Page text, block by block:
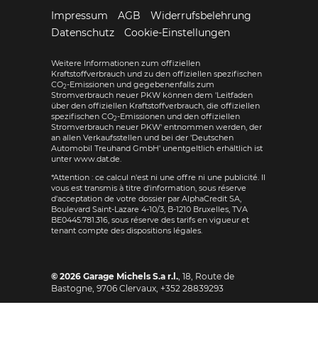
Impressum AGB
Widerrufsbelehrung
Datenschutz
Cookie-Einstellungen
Weitere Informationen zum offiziellen
Kraftstoffverbrauch und zu den offiziellen spezifischen
CO2-Emissionen und gegebenenfalls zum
Stromverbrauch neuer PKW können dem 'Leitfaden
über den offiziellen Kraftstoffverbrauch, die offiziellen
spezifischen CO2-Emissionen und den offiziellen
Stromverbrauch neuer PKW' entnommen werden, der
an allen Verkaufsstellen und bei der 'Deutschen
Automobil Treuhand GmbH' unentgeltlich erhältlich ist
unter www.dat.de.
*Attention : ce calcul n'est ni une offre ni une publicité. Il
vous est transmis à titre d'information, sous réserve
d'acceptation de votre dossier par AlphaCredit SA,
Boulevard Saint-Lazare 4-10/3, B-1210 Bruxelles, TVA
BE0445.781.316, sous réserve des tarifs en vigueur et
tenant compte des dispositions légales.
© 2026 Garage Michels S.a r.l., 18, Route de
Bastogne, 9706 Clervaux, +352 28839293